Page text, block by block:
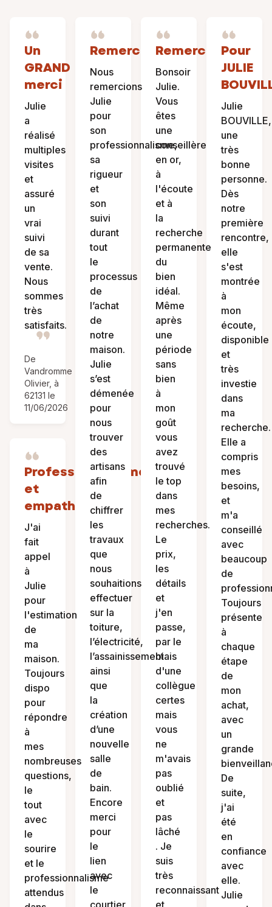
Un
GRAND
merci
Julie
a
réalisé
multiples
visites
et
assuré
un
vrai
suivi
de sa
vente.
Nous
sommes
très
satisfaits.
De
Vandromme
Olivier, à
62131 le
11/06/2026
Professionnalisme
et
empathie
J'ai
fait
appel
à
Julie
pour
l'estimation
de
ma
maison.
Toujours
dispo
pour
répondre
à
mes
nombreuses
questions,
le
tout
avec
le
sourire
et le
professionnalisme
attendus
Remerciement
Nous
remercions
Julie
pour
son
professionnalisme,
sa
rigueur
et
son
suivi
durant
tout
le
processus
de
l’achat
de
notre
maison.
Julie
s’est
démenée
pour
nous
trouver
des
artisans
afin
de
chiffrer
les
travaux
que
nous
souhaitions
effectuer
sur la
toiture,
l’électricité,
l’assainissement
ainsi
que
la
création
d’une
nouvelle
salle
de
bain.
Encore
merci
pour
le
lien
avec
le
courtier
Remerciement
Bonsoir
Julie.
Vous
êtes
une
conseillère
en or,
à
l'écoute
et à
la
recherche
permanente
du
bien
idéal.
Même
après
une
période
sans
bien
à
mon
goût
vous
avez
trouvé
le top
dans
mes
recherches.
Le
prix,
les
détails
et
j'en
passe,
par le
biais
d'une
collègue
certes
mais
vous
ne
m'avais
pas
oublié
et
pas
lâché
. Je
suis
très
reconnaissant
et
Pour
JULIE
Julie
BOUVILLE,
une
très
bonne
personne.
Dès
notre
première
rencontre,
elle
s'est
montrée
à
mon
écoute,
disponible
et
très
investie
dans
ma
recherche.
Elle a
compris
mes
besoins,
et
m'a
conseillé
avec
beaucoup
de
Toujours
présente
à
chaque
étape
de
mon
achat,
avec
un
grande
De
suite,
j'ai
été
en
confiance
avec
elle.
Julie